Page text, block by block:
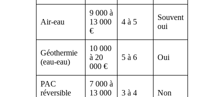
Air-eau
9 000 à
13 000
€
4 à 5
Souvent
oui
Géothermie
(eau-eau)
10 000
à 20
000 €
5 à 6 Oui
PAC
réversible
7 000 à
13 000
3 à 4 Non